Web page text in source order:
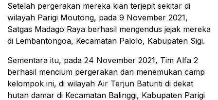
Setelah pergerakan mereka kian terjepit sekitar di
wilayah Parigi Moutong, pada 9 November 2021,
Satgas Madago Raya berhasil mengendus jejak mereka
di Lembantongoa, Kecamatan Palolo, Kabupaten Sigi.
Sementara itu, pada 24 November 2021, Tim Alfa 2
berhasil mencium pergerakan dan menemukan camp
kelompok ini, di wilayah Air Terjun Baturiti di dekat
hutan damar di Kecamatan Balinggi, Kabupaten Parigi